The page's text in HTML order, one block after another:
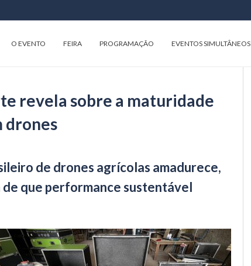
O EVENTO FEIRA PROGRAMAÇÃO EVENTOS SIMULTÂNEOS
revela sobre a maturidade
drones
de drones agrícolas amadurece,
de que performance sustentável